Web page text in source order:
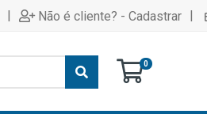
| Não é cliente? - Cadastrar |
0